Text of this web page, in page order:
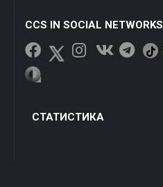
CCS IN SOCIAL NETWORKS
СТАТИСТИКА